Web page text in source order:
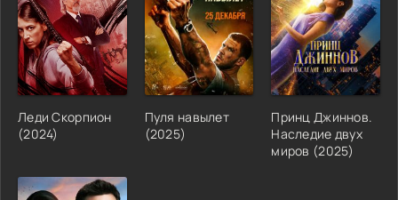
Леди Скорпион
(2024)
Пуля навылет
(2025)
Принц Джиннов.
Наследие двух
миров (2025)